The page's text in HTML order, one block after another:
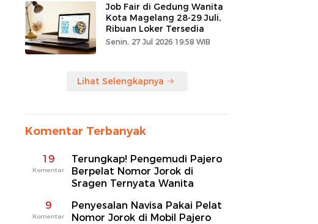
Job Fair di Gedung Wanita
Kota Magelang 28-29 Juli,
Ribuan Loker Tersedia
Senin, 27 Jul 2026 19:58 WIB
Lihat Selengkapnya
Komentar Terbanyak
19
Komentar
Terungkap! Pengemudi Pajero
Berpelat Nomor Jorok di
Sragen Ternyata Wanita
9
Komentar
Penyesalan Navisa Pakai Pelat
Nomor Jorok di Mobil Pajero